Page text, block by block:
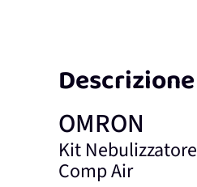
Descrizione
OMRON
Kit Nebulizzatore
Comp Air